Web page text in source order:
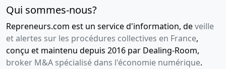
Qui sommes-nous?
Repreneurs.com est un service d'information, deveille
et alertes sur les procédures collectives en France,
conçu et maintenu depuis 2016 par Dealing-Room,
broker M&A spécialisé dans l'économie numérique.